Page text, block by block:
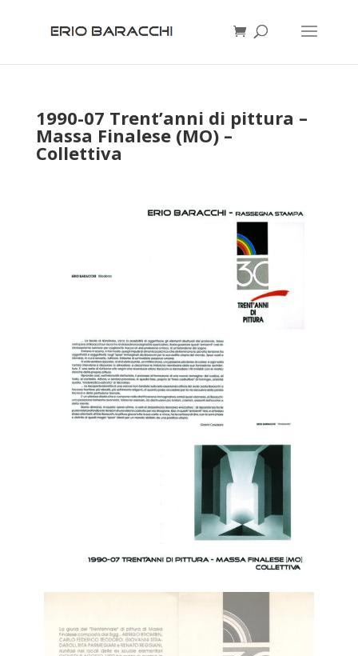
1990-07 Trent’anni di pittura –
Massa Finalese (MO) –
Collettiva